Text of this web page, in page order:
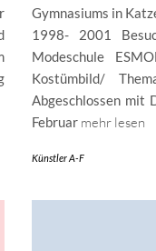
Gymnasiums in
1998- 2001
Modeschule
Kostümbild/
Abgeschlossen mit
Februar mehr lesen
Künstler A-F